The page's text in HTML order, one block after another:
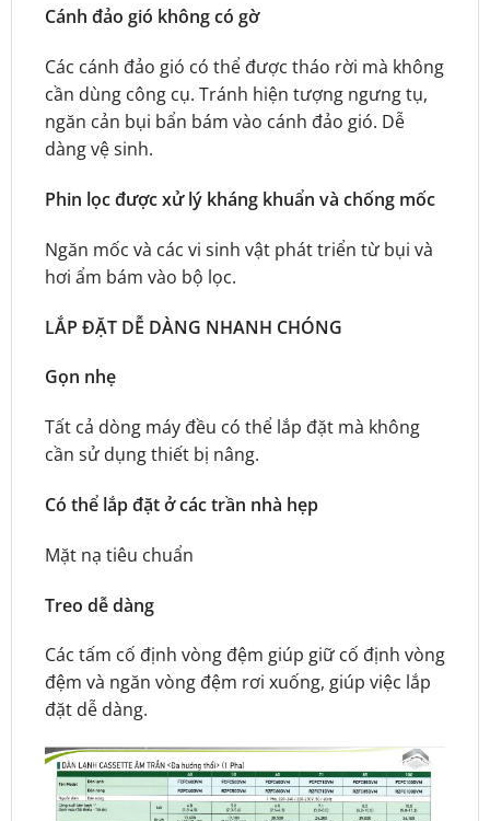
Cánh đảo gió không có gờ
Các cánh đảo gió có thể được tháo rời mà không
cần dùng công cụ. Tránh hiện tượng ngưng tụ,
ngăn cản bụi bẩn bám vào cánh đảo gió. Dễ
dàng vệ sinh.
Phin lọc được xử lý kháng khuẩn và chống mốc
Ngăn mốc và các vi sinh vật phát triển từ bụi và
hơi ẩm bám vào bộ lọc.
LẮP ĐẶT DỄ DÀNG NHANH CHÓNG
Gọn nhẹ
Tất cả dòng máy đều có thể lắp đặt mà không
cần sử dụng thiết bị nâng.
Có thể lắp đặt ở các trần nhà hẹp
Mặt nạ tiêu chuẩn
Treo dễ dàng
Các tấm cố định vòng đệm giúp giữ cố định vòng
đệm và ngăn vòng đệm rơi xuống, giúp việc lắp
đặt dễ dàng.